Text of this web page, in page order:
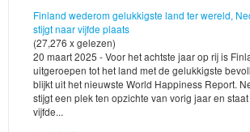
Finland wederom gelukkigste land ter wereld,
stijgt naar vijfde plaats
(27,276 x gelezen)
20 maart 2025 - Voor het achtste jaar op rij is
uitgeroepen tot het land met de gelukkigste
blijkt uit het nieuwste World Happiness Report.
stijgt een plek ten opzichte van vorig jaar en
vijfde...